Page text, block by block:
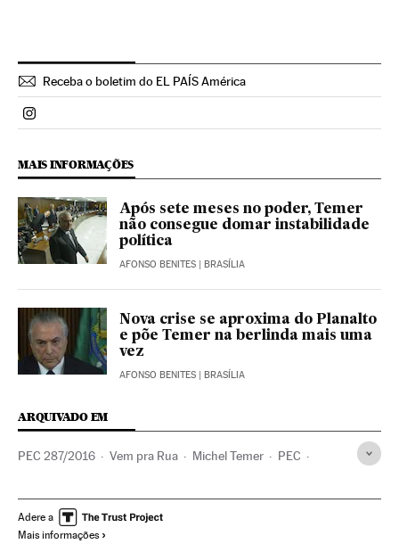
Receba o boletim do EL PAÍS América
Politica El País Brasil en Instagram
MAIS INFORMAÇÕES
Após sete meses no poder, Temer
não consegue domar instabilidade
política
AFONSO BENITES | BRASÍLIA
Nova crise se aproxima do Planalto
e põe Temer na berlinda mais uma
vez
AFONSO BENITES | BRASÍLIA
ARQUIVADO EM
PEC 287/2016 Vem pra Rua Michel Temer PEC
Constituição brasileira Redes sociais
Adere a
Mais informações